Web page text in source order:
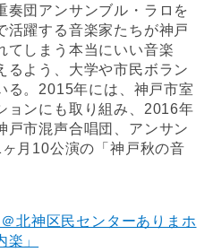
奏団アンサンブル・ラロを
活躍する音楽家たちが神戸
てしまう本当にいい音楽
るよう、大学や市民ボラン
る。2015年には、神戸市室
ョンにも取り組み、2016年
戸市混声合唱団、アンサン
月10公演の「神戸秋の音
北神区民センターありまホ
」